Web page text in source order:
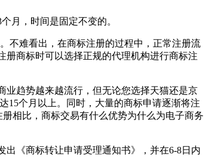
月，时间是固定不变的。
不难看出，在商标注册的过程中，正常注册流
册商标时可以选择正规的代理机构进行商标注
业趋势越来越流行，但无论您选择天猫还是京
15个月以上。同时，大量的商标申请逐渐将注
相比，商标交易有什么优势为什么为电子商务
《商标转让申请受理通知书》，并在6-8日内